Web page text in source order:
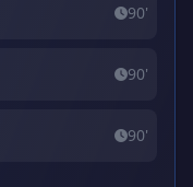
90'
90'
90'